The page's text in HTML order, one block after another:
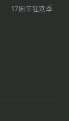
17周年狂欢季